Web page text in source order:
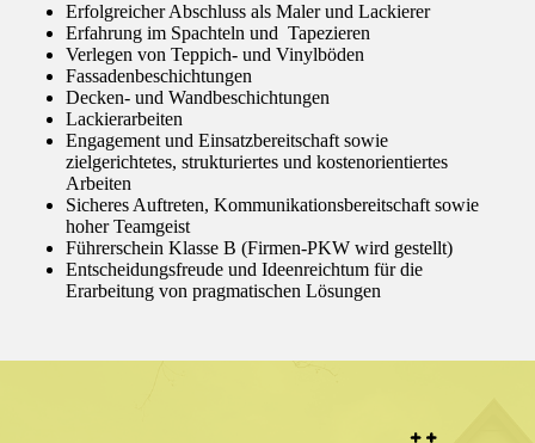
Erfolgreicher Abschluss als Maler und Lackierer
Erfahrung im Spachteln und Tapezieren
Verlegen von Teppich- und Vinylböden
Fassadenbeschichtungen
Decken- und Wandbeschichtungen
Lackierarbeiten
Engagement und Einsatzbereitschaft sowie
zielgerichtetes, strukturiertes und kostenorientiertes
Arbeiten
Sicheres Auftreten, Kommunikationsbereitschaft sowie
hoher Teamgeist
Führerschein Klasse B (Firmen-PKW wird gestellt)
Entscheidungsfreude und Ideenreichtum für die
Erarbeitung von pragmatischen Lösungen